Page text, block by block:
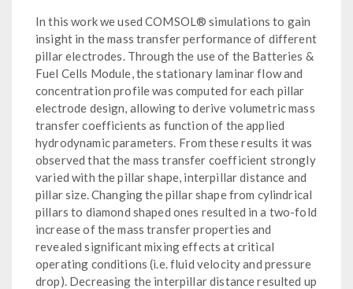
In this work we used COMSOL® simulations to gain
insight in the mass transfer performance of different
pillar electrodes. Through the use of the Batteries &
Fuel Cells Module, the stationary laminar flow and
concentration profile was computed for each pillar
electrode design, allowing to derive volumetric mass
transfer coefficients as function of the applied
hydrodynamic parameters. From these results it was
observed that the mass transfer coefficient strongly
varied with the pillar shape, interpillar distance and
pillar size. Changing the pillar shape from cylindrical
pillars to diamond shaped ones resulted in a two-fold
increase of the mass transfer properties and
revealed significant mixing effects at critical
operating conditions (i.e. fluid velocity and pressure
drop). Decreasing the interpillar distance resulted up